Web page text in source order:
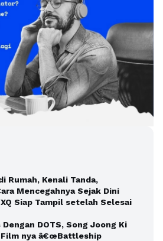
Rumah, Kenali Tanda,
Mencegahnya Sejak Dini
Siap Tampil setelah Selesai
DOTS, Song Joong Ki
Film nya â€œBattleship